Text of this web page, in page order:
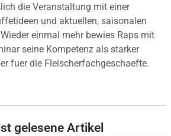
die Veranstaltung mit einer
und aktuellen, saisonalen
einmal mehr bewies Raps mit
seine Kompetenz als starker
fuer die Fleischerfachgeschaefte.
gelesene Artikel